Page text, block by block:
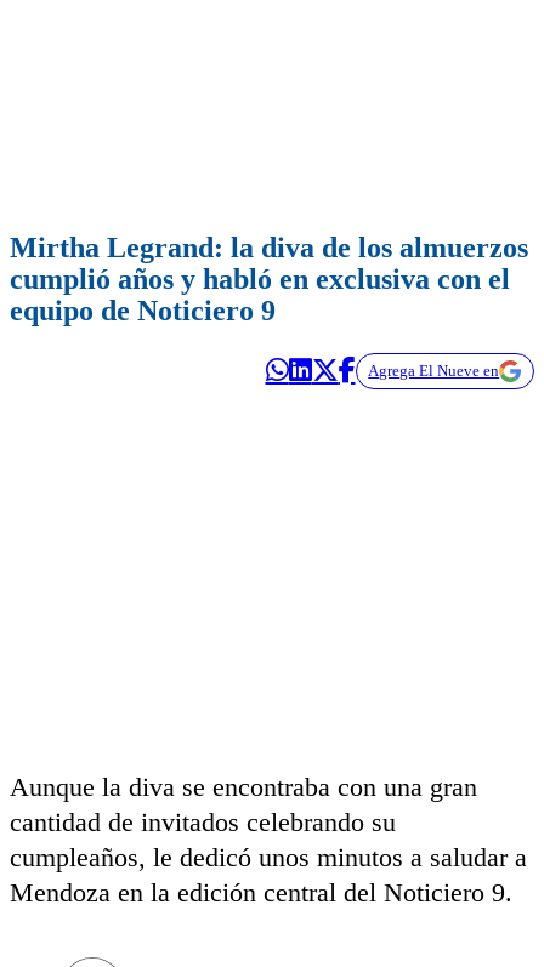
Mirtha Legrand: la diva de los almuerzos
cumplió años y habló en exclusiva con el
equipo de Noticiero 9
Agrega El Nueve en
Aunque la diva se encontraba con una gran
cantidad de invitados celebrando su
cumpleaños, le dedicó unos minutos a saludar a
Mendoza en la edición central del Noticiero 9.